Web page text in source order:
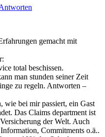
gemacht mit
total beschissen.
man stunden seiner Zeit
zu regeln. Antworten –
wie bei mir passiert, ein Gast
Das Claims department ist
der Welt. Auch
Commitments o.ä..